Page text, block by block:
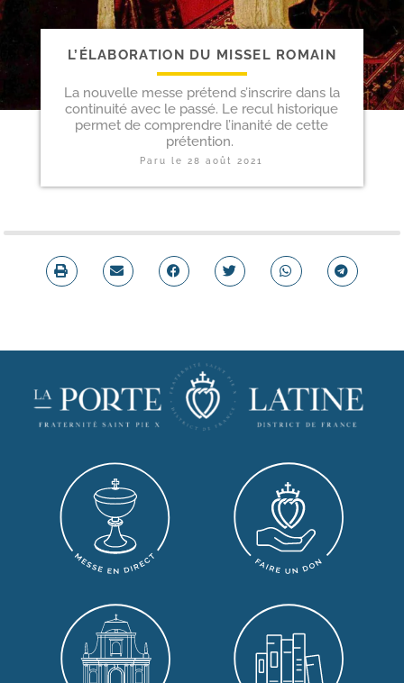
L’ÉLABORATION DU MISSEL ROMAIN
La nouvelle messe prétend s’inscrire dans la
continuité avec le passé. Le recul historique
permet de comprendre l’inanité de cette
prétention.
Paru le28 août 2021